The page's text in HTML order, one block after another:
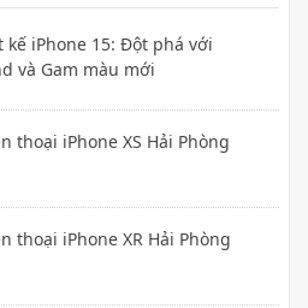
iPhone 15: Đột phá với
và Gam màu mới
thoại iPhone XS Hải Phòng
thoại iPhone XR Hải Phòng